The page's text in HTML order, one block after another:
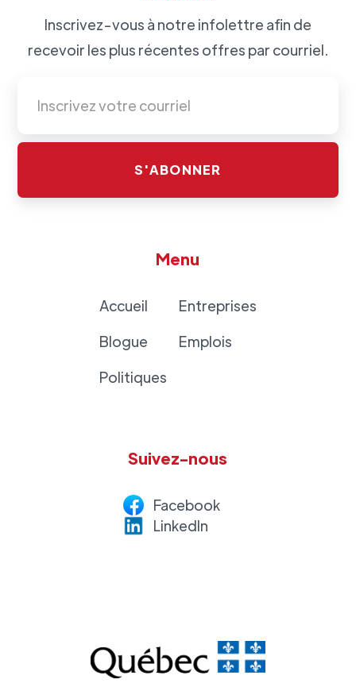
Inscrivez-vous à notre infolettre afin de
recevoir les plus récentes offres par courriel.
Menu
Accueil
Blogue
Politiques
Entreprises
Emplois
Suivez-nous
Facebook
LinkedIn